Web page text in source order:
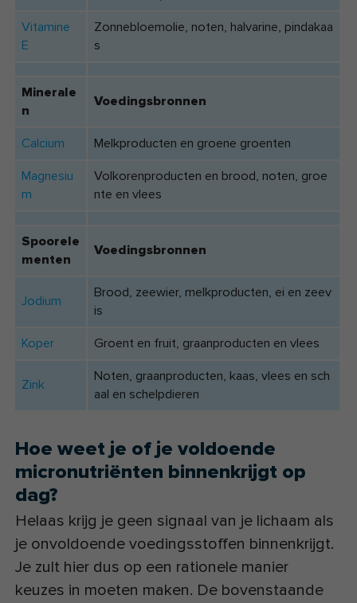
Vitamine
E
Zonnebloemolie, noten, halvarine, pindakaa
s
Minerale
n
Voedingsbronnen
Calcium Melkproducten en groene groenten
Magnesiu
m
Volkorenproducten en brood, noten, groe
nte en vlees
Spoorele
menten
Voedingsbronnen
Jodium
Brood, zeewier, melkproducten, ei en zeev
is
Koper Groent en fruit, graanproducten en vlees
Zink
Noten, graanproducten, kaas, vlees en sch
aal en schelpdieren
Hoe weet je of je voldoende
micronutriënten binnenkrijgt op
dag?
Helaas krijg je geen signaal van je lichaam als
je onvoldoende voedingsstoffen binnenkrijgt.
Je zult hier dus op een rationele manier
keuzes in moeten maken. De bovenstaande